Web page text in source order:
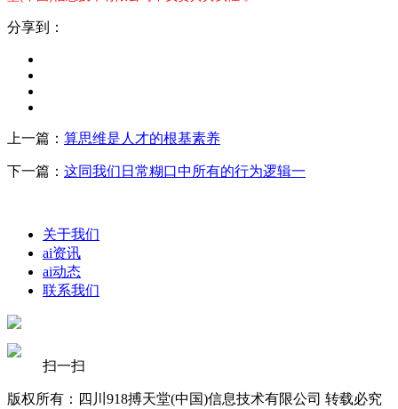
分享到：
上一篇： 算思维是人才的根基素养
下一篇： 这同我们日常糊口中所有的行为逻辑一
关于我们
ai资讯
ai动态
联系我们
扫一扫
版权所有：四川918搏天堂(中国)信息技术有限公司 转载必究